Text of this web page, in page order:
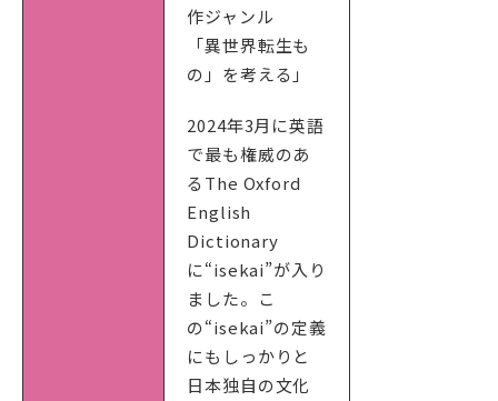
作ジャンル
「異世界転生も
の」を考える」
2024年3月に英語
で最も権威のあ
るThe Oxford
English
Dictionary
に“isekai”が入り
ました。こ
の“isekai”の定義
にもしっかりと
日本独自の文化